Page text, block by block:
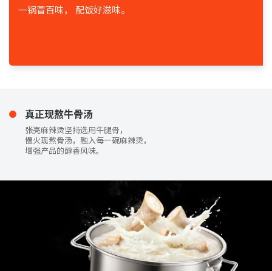
一锅冒百味， 配饭好滋味。
真正现熬牛骨汤
张亮麻辣烫坚持选用牛腿骨，
慢火现熬骨汤，融入每一碗麻辣烫，
增强产品的醇香风味。